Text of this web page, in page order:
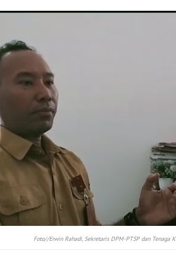
Foto//Erwin Rahadi, Sekretaris DPM-PTSP dan Tenaga